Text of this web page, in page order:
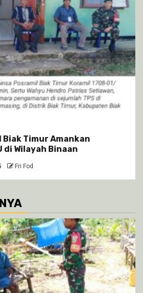
Biak Timur Amankan
di Wilayah Binaan
Fri Fod